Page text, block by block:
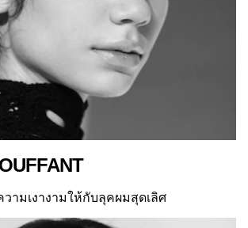
ามเงางามให้กับลุคผมสุดเลิศ